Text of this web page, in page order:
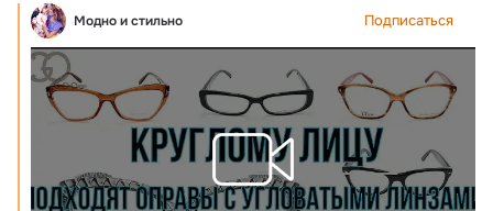
Модно и стильно Подписаться